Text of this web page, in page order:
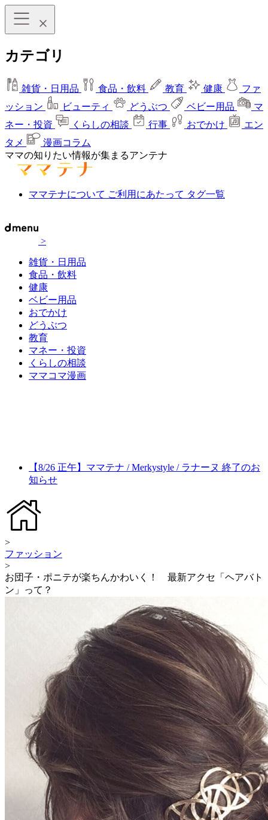
カテゴリ
雑貨・日用品 食品・飲料 教育 健康
ファ
ッション
ビューティ どうぶつ ベビー用品
マ
ネー・投資
くらしの相談 行事 おでかけ
エン
タメ
漫画コラム
ママの知りたい情報が集まるアンテナ
ママテナについて ご利用にあたって タグ一覧
>
雑貨・日用品
食品・飲料
健康
ベビー用品
おでかけ
どうぶつ
教育
マネー・投資
くらしの相談
ママコマ漫画
【8/26 正午】ママテナ / Merkystyle / ラナーヌ 終了のお
知らせ
>
ファッション
>
お団子・ポニテが楽ちんかわいく！ 最新アクセ「ヘアバト
ン」って？